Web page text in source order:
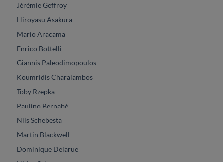
Jérémie Geffroy
Hiroyasu Asakura
Mario Aracama
Enrico Bottelli
Giannis Paleodimopoulos
Koumridis Charalambos
Toby Rzepka
Paulino Bernabé
Nils Schebesta
Martin Blackwell
Dominique Delarue